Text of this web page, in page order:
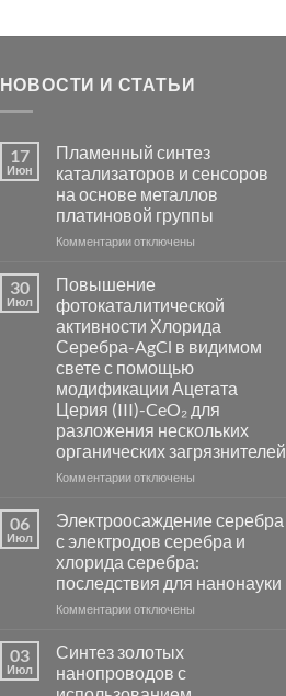
НОВОСТИ И СТАТЬИ
17
Июн
Пламенный синтез
катализаторов и сенсоров
на основе металлов
платиновой группы
Комментариик
синтез
катализаторов
и
сенсоров
на
основе
металлов
платиновой
группы
отключены
30
Июл
Повышение
фотокаталитической
активности Хлорида
Серебра-AgCl в видимом
свете с помощью
модификации Ацетата
Церия (III)-CeO₂ для
разложения нескольких
органических загрязнителей
Комментариик
фотокаталитической
активности
Хлорида
Серебра-
AgCl
свете
с
отключены
06
Июл
Электроосаждение серебра
с электродов серебра и
хлорида серебра:
последствия для нанонауки
Комментариик
серебра
с
отключены
03
Июл
Синтез золотых
нанопроводов с